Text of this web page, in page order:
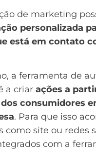
de marketing
personalizada
está em contato
a ferramenta de
a criar ações a
consumidores
. Para que isso
como site ou redes
com a